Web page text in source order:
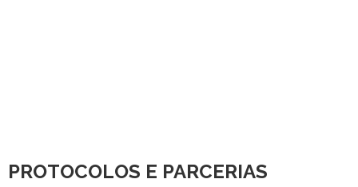
PROTOCOLOS E PARCERIAS